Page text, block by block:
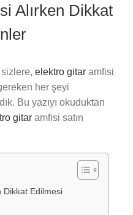
Alırken Dikkat
elektro gitar amfisi
her şeyi
Bu yazıyı okuduktan
gitar amfisi satın
Dikkat Edilmesi